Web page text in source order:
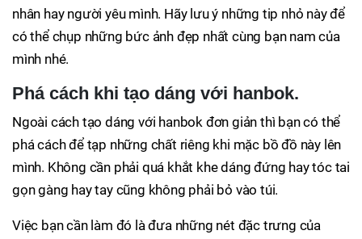
nhân hay người yêu mình. Hãy lưu ý những tip nhỏ này để
có thể chụp những bức ảnh đẹp nhất cùng bạn nam của
mình nhé.
Phá cách khi tạo dáng với hanbok.
Ngoài cách tạo dáng với hanbok đơn giản thì bạn có thể
phá cách để tạp những chất riêng khi mặc bồ đồ này lên
mình. Không cần phải quá khắt khe dáng đứng hay tóc tai
gọn gàng hay tay cũng không phải bỏ vào túi.
Việc bạn cần làm đó là đưa những nét đặc trưng của